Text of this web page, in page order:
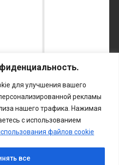
для улучшения вашего
рекламы
нашего трафика. Нажимая
с использованием
файлов cookie
все